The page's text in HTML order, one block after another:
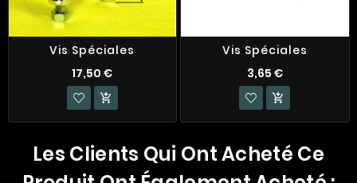
Vis Spéciales
17,50 €

Vis Spéciales
3,65 €

Les Clients Qui Ont Acheté Ce